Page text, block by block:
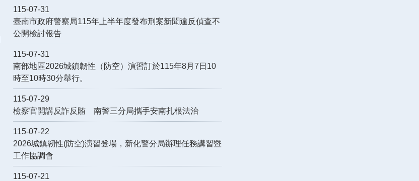
115-07-31
臺南市政府警察局115年上半年度發布刑案新聞違反偵查不
公開檢討報告
115-07-31
南部地區2026城鎮韌性（防空）演習訂於115年8月7日10
時至10時30分舉行。
115-07-29
檢察官開講反詐反賄 南警三分局攜手安南扎根法治
115-07-22
2026城鎮韌性(防空)演習登場，新化警分局辦理任務講習暨
工作協調會
115-07-21